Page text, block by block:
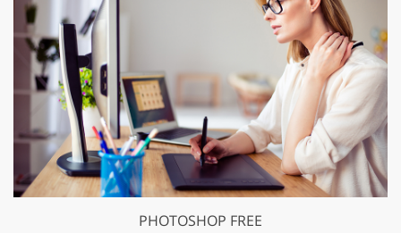
PHOTOSHOP FREE